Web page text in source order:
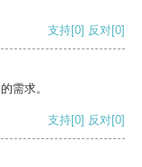
支持[0] 反对[0]
需求。
支持[0] 反对[0]